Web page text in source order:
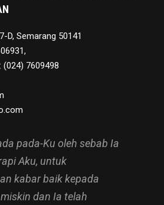
D, Semarang 50141
(024) 7609498
pada-Ku oleh sebab Ia
Aku, untuk
kabar baik kepada
dan Ia telah